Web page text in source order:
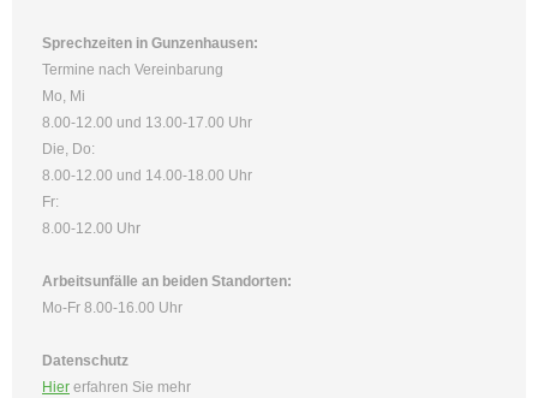
Sprechzeiten in Gunzenhausen:
Termine nach Vereinbarung
Mo, Mi
8.00-12.00 und 13.00-17.00 Uhr
Die, Do:
8.00-12.00 und 14.00-18.00 Uhr
Fr:
8.00-12.00 Uhr
Arbeitsunfälle an beiden Standorten:
Mo-Fr 8.00-16.00 Uhr
Datenschutz
Hier erfahren Sie mehr